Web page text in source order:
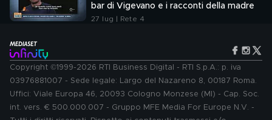
bar di Vigevano e i racconti della madre
27 lug | Rete 4
Copyright ©1999-2026 RTI Business Digital - RTI S.p.A.: p. iva
03976881007 - Sede legale: Largo del Nazareno 8, 00187 Roma.
Uffici: Viale Europa 46, 20093 Cologno Monzese (MI) - Cap. Soc.
int. vers. € 500.000.007 - Gruppo MFE Media For Europe N.V. -